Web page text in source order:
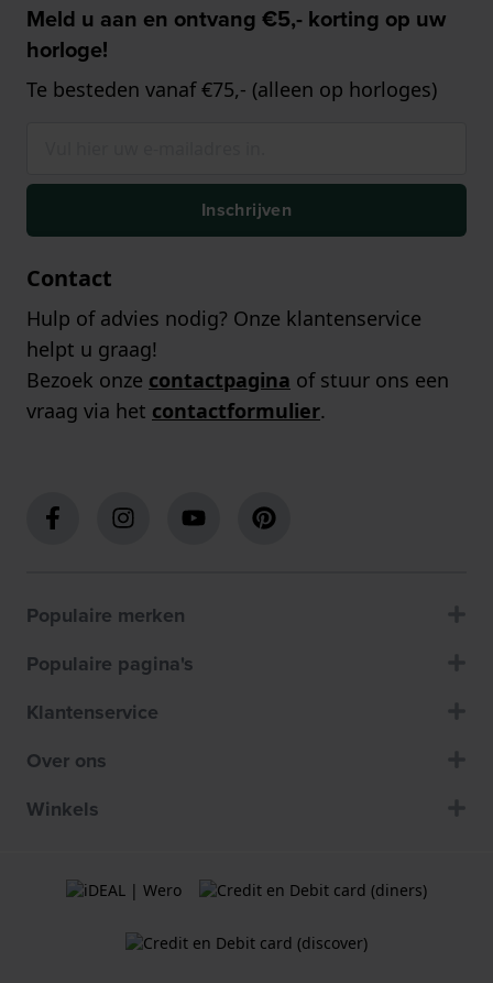
Meld u aan en ontvang €5,- korting op uw
horloge!
Te besteden vanaf €75,- (alleen op horloges)
Inschrijven
Contact
Hulp of advies nodig? Onze klantenservice
helpt u graag!
Bezoek onze contactpagina of stuur ons een
vraag via het contactformulier.
Populaire merken
Populaire pagina's
Klantenservice
Over ons
Winkels